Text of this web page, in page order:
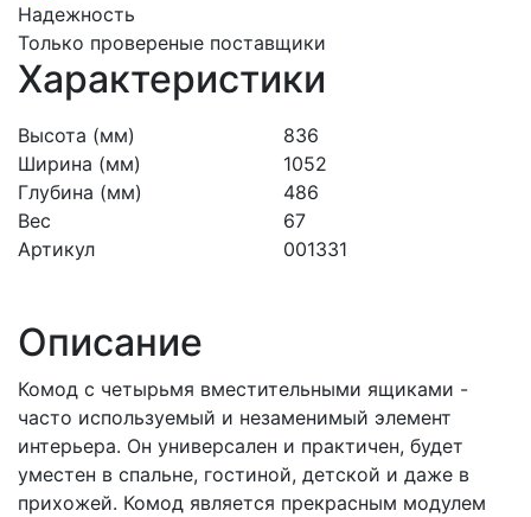
Надежность
Только провереные поставщики
Характеристики
Высота (мм)
836
Ширина (мм)
1052
Глубина (мм)
486
Вес
67
Артикул
001331
Описание
Комод с четырьмя вместительными ящиками -
часто используемый и незаменимый элемент
интерьера. Он универсален и практичен, будет
уместен в спальне, гостиной, детской и даже в
прихожей. Комод является прекрасным модулем